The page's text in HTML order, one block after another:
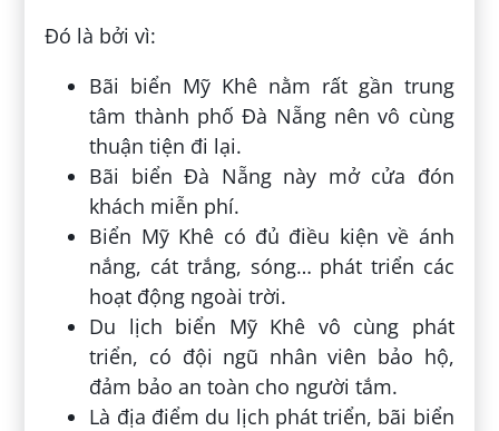
Đó là bởi vì:
Bãi biển Mỹ Khê nằm rất gần trung
tâm thành phố Đà Nẵng nên vô cùng
thuận tiện đi lại.
Bãi biển Đà Nẵng này mở cửa đón
khách miễn phí.
Biển Mỹ Khê có đủ điều kiện về ánh
nắng, cát trắng, sóng… phát triển các
hoạt động ngoài trời.
Du lịch biển Mỹ Khê vô cùng phát
triển, có đội ngũ nhân viên bảo hộ,
đảm bảo an toàn cho người tắm.
Là địa điểm du lịch phát triển, bãi biển